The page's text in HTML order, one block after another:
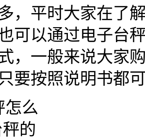
，平时大家在了
可以通过电子台
，一般来说大家
要按照说明书都